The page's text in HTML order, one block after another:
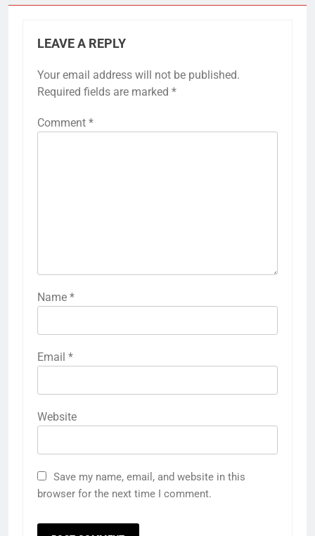
LEAVE A REPLY
Your email address will not be published.
Required fields are marked *
Comment *
Name *
Email *
Website
Save my name, email, and website in this
browser for the next time I comment.
5
राम की नगरी अयोध्या में आने वाले भक्तों
का स्वागत करेगा लक्ष्मण द्वार